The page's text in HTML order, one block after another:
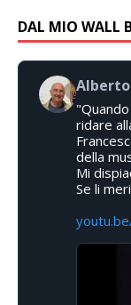
DAL MIO WALL
ridare
della
Mi
Se li